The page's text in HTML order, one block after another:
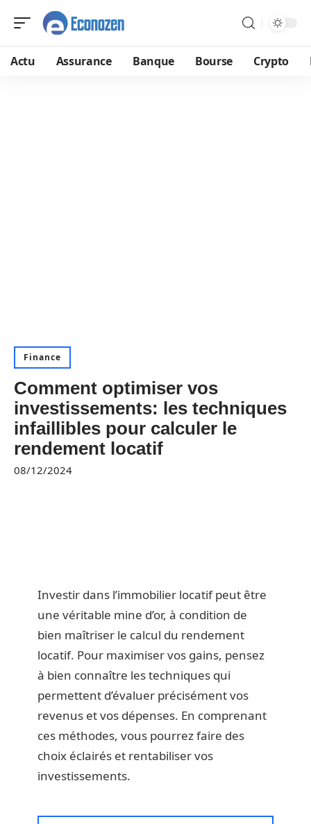
Actu Assurance Banque Bourse Crypto
Finance
Comment optimiser vos
investissements: les techniques
infaillibles pour calculer le
rendement locatif
08/12/2024
Investir dans l’immobilier locatif peut être
une véritable mine d’or, à condition de
bien maîtriser le calcul du rendement
locatif. Pour maximiser vos gains, pensez
à bien connaître les techniques qui
permettent d’évaluer précisément vos
revenus et vos dépenses. En comprenant
ces méthodes, vous pourrez faire des
choix éclairés et rentabiliser vos
investissements.